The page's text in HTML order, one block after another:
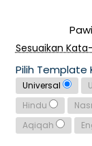
Sesuaikan
Pilih Template
Universal
Hindu
Aqiqah